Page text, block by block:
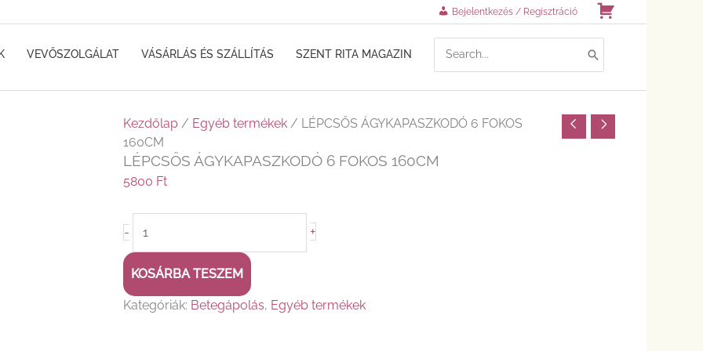
Bejelentkezés / Regisztráció
VEVŐSZOLGÁLAT VÁSÁRLÁS ÉS SZÁLLÍTÁS SZENT RITA MAGAZIN
FOR:
Kezdőlap/ Egyéb termékek/ LÉPCSŐS ÁGYKAPASZKODÓ 6 FOKOS
160CM
LÉPCSŐS ÁGYKAPASZKODÓ 6 FOKOS 160CM
5800 Ft
-
LÉPCSŐS
ÁGYKAPASZKODÓ
6
FOKOS
mennyiség
+
KOSÁRBA TESZEM
Kategóriák: Betegápolás, Egyéb termékek